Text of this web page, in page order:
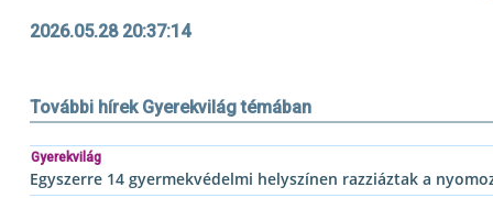
2026.05.28 20:37:14
További hírek Gyerekvilág témában
Gyerekvilág
Egyszerre 14 gyermekvédelmi helyszínen razziáztak a